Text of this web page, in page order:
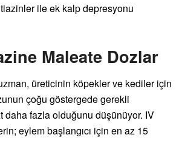
ile ek kalp depresyonu
Maleate Dozlar
üreticinin köpekler ve kediler için
çoğu göstergede gerekli
daha fazla olduğunu düşünüyor. IV
eylem başlangıcı için en az 15